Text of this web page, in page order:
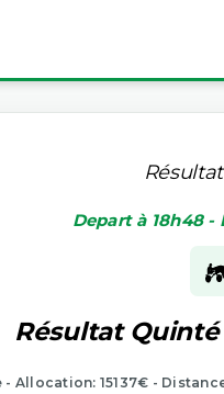
Depart à 18h48 -
Résultat
- Allocation: 15137€ -